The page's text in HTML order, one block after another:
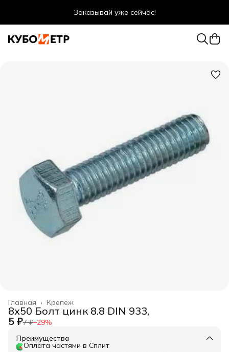
Заказывай уже сейчас!
Оптовые цены даже для физ. лиц
Крепеж
Главная ›
8х50 Болт цинк 8.8 DIN 933,
5 ₽7 ₽−29%
Преимущества
Оплата частями в Сплит